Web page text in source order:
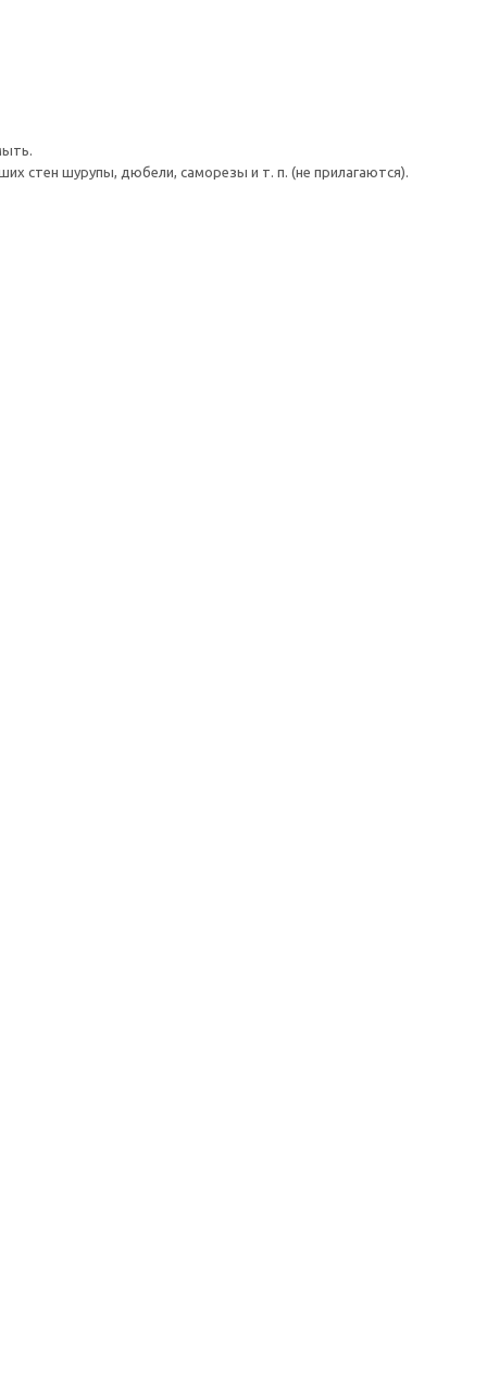
стен шурупы, дюбели, саморезы и т. п. (не прилагаются).